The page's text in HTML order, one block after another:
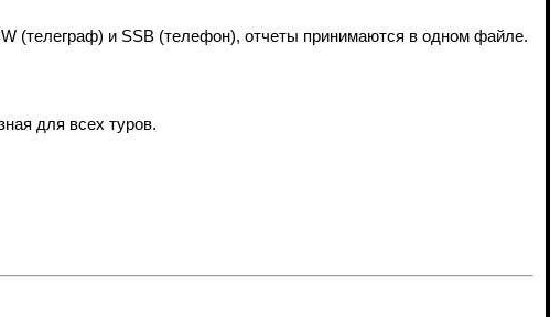
(телеграф) и SSB (телефон), отчеты принимаются в одном файле.
для всех туров.